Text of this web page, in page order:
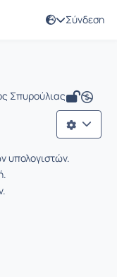
Σύνδεση
Σπυρούλιας
υπολογιστών.